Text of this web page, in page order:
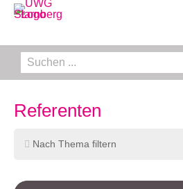
Zum
Inhalt
Suche
nach:
Referenten
Nach Thema filtern